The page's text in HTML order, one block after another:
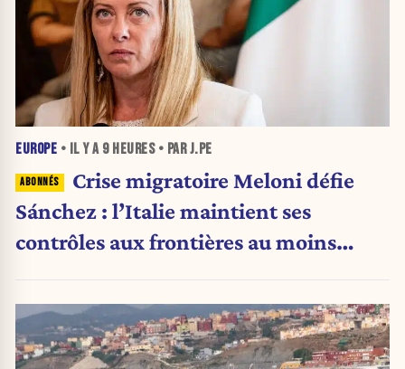
EUROPE • IL Y A 9 HEURES• PAR J.PE
Crise migratoire Meloni défie
Sánchez : l’Italie maintient ses
contrôles aux frontières au moins